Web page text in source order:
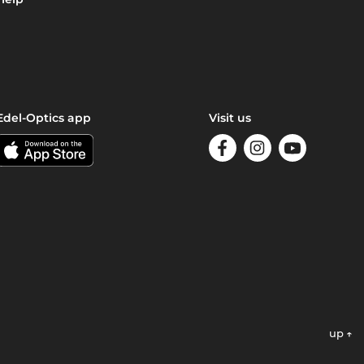
Optics app Visit us
up